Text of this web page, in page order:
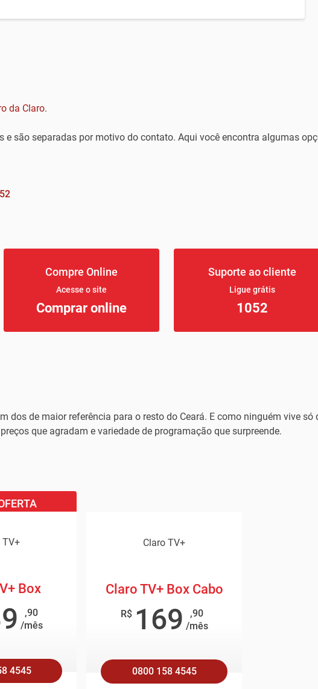
da Claro.
e são separadas por motivo do contato. Aqui você encontra algumas
Compre Online
Acesse o site
Comprar online
Suporte ao cliente
Ligue grátis
1052
dos de maior referência para o resto do Ceará. E como ninguém vive só
que agradam e variedade de programação que surpreende.
TV+
Box
,90
/mês
4545
Claro TV+
Claro TV+ Box Cabo
R$ 169
,90
/mês
0800 158 4545